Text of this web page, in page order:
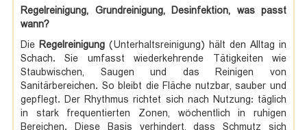
Regelreinigung, Grundreinigung, Desinfektion, was passt
wann?
Die Regelreinigung (Unterhaltsreinigung) hält den Alltag in
Schach. Sie umfasst wiederkehrende Tätigkeiten wie
Staubwischen, Saugen und das Reinigen von
Sanitärbereichen. So bleibt die Fläche nutzbar, sauber und
gepflegt. Der Rhythmus richtet sich nach Nutzung: täglich
in stark frequentierten Zonen, wöchentlich in ruhigen